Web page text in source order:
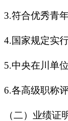
3.符合优秀青
4.国家规定实
5.中央在川单
6.各高级职称
（二）业绩证